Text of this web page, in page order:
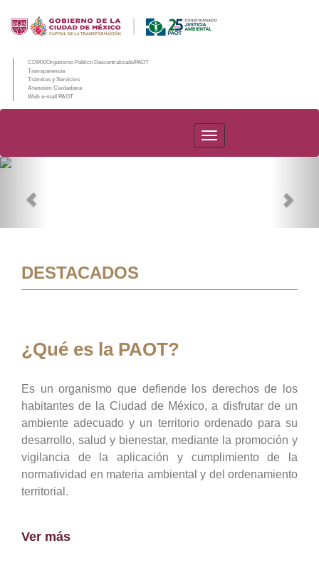
CDMX/Organismo Público Descentralizado/PAOT
Transparencia
Trámites y Servicios
Atención Ciudadana
Web e-mail PAOT
PAOT
DESTACADOS
¿Qué es la PAOT?
Es un organismo que defiende los derechos de los
habitantes de la Ciudad de México, a disfrutar de un
ambiente adecuado y un territorio ordenado para su
desarrollo, salud y bienestar, mediante la promoción y
vigilancia de la aplicación y cumplimiento de la
normatividad en materia ambiental y del ordenamiento
territorial.
Ver más